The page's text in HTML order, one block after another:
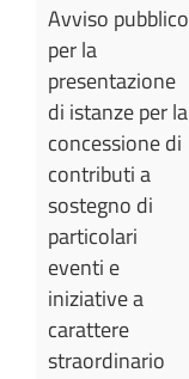
Avviso pubblico
per la
presentazione
di istanze per la
concessione di
contributi a
sostegno di
particolari
eventi e
iniziative a
carattere
straordinario